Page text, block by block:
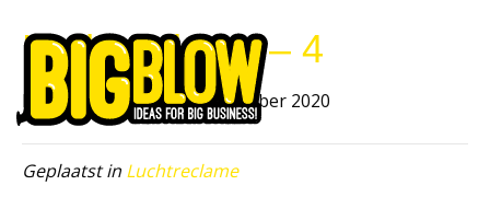
Luchtreclame – 4
Door bb_beheer|9 september 2020
Geplaatst in Luchtreclame